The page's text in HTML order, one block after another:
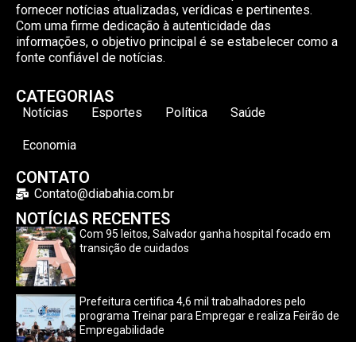
fornecer notícias atualizadas, verídicas e pertinentes.
Com uma firme dedicação à autenticidade das
informações, o objetivo principal é se estabelecer como a
fonte confiável de notícias.
CATEGORIAS
Notícias Esportes Política Saúde
Economia
CONTATO
Contato@diabahia.com.br
NOTÍCIAS RECENTES
Com 95 leitos, Salvador ganha hospital focado em
transição de cuidados
Prefeitura certifica 4,6 mil trabalhadores pelo
programa Treinar para Empregar e realiza Feirão de
Empregabilidade